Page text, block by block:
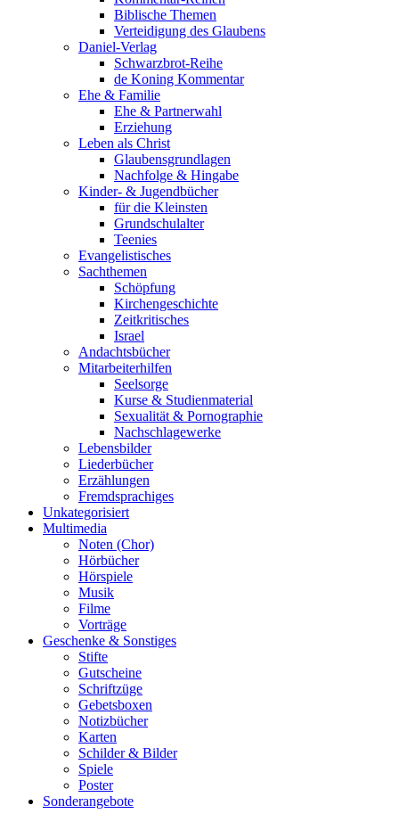
Biblische Themen
Verteidigung des Glaubens
Daniel-Verlag
Schwarzbrot-Reihe
de Koning Kommentar
Ehe & Familie
Ehe & Partnerwahl
Erziehung
Leben als Christ
Glaubensgrundlagen
Nachfolge & Hingabe
Kinder- & Jugendbücher
für die Kleinsten
Grundschulalter
Teenies
Evangelistisches
Sachthemen
Schöpfung
Kirchengeschichte
Zeitkritisches
Israel
Andachtsbücher
Mitarbeiterhilfen
Seelsorge
Kurse & Studienmaterial
Sexualität & Pornographie
Nachschlagewerke
Lebensbilder
Liederbücher
Erzählungen
Fremdsprachiges
Unkategorisiert
Multimedia
Noten (Chor)
Hörbücher
Hörspiele
Musik
Filme
Vorträge
Geschenke & Sonstiges
Stifte
Gutscheine
Schriftzüge
Gebetsboxen
Notizbücher
Karten
Schilder & Bilder
Spiele
Poster
Sonderangebote